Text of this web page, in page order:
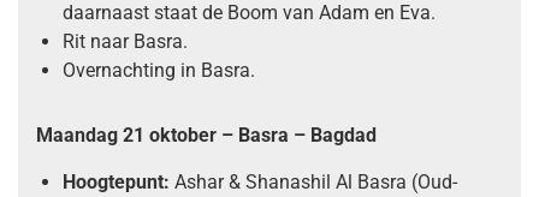
daarnaast staat de Boom van Adam en Eva.
Rit naar Basra.
Overnachting in Basra.
Maandag 21 oktober – Basra – Bagdad
Hoogtepunt: Ashar & Shanashil Al Basra (Oud-